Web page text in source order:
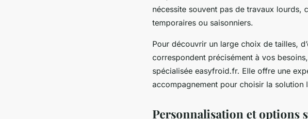
nécessite souvent pas de travaux
temporaires ou saisonniers.
Pour découvrir un large choix de tailles,
correspondent précisément à vos
spécialisée easyfroid.fr. Elle offre une
accompagnement pour choisir la solution
Personnalisation et options